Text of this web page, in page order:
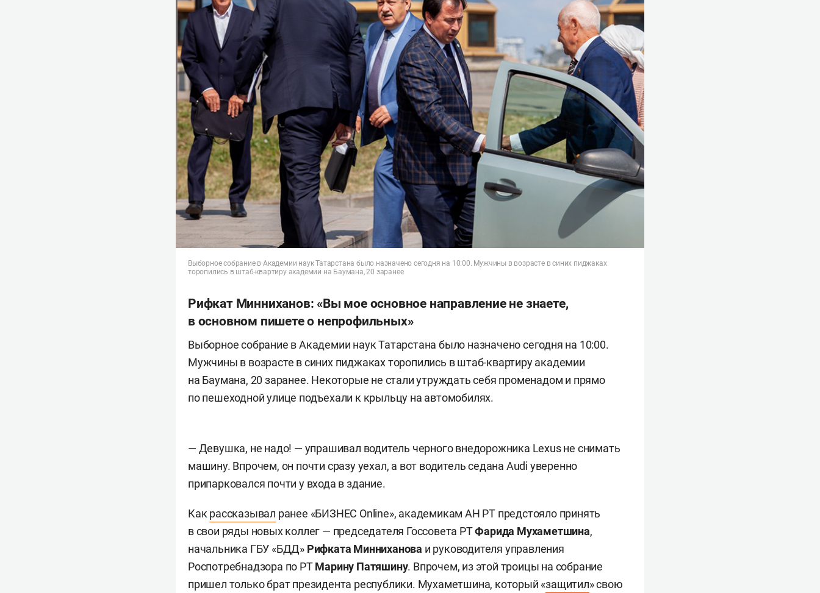
Выборное собрание в Академии наук Татарстана было назначено сегодня на 10:00. Мужчины в возрасте в синих пиджаках
торопились в штаб-квартиру академии на Баумана, 20 заранее
Рифкат Минниханов: «Вы мое основное направление не знаете,
в основном пишете о непрофильных»
Выборное собрание в Академии наук Татарстана было назначено сегодня на 10:00.
Мужчины в возрасте в синих пиджаках торопились в штаб-квартиру академии
на Баумана, 20 заранее. Некоторые не стали утруждать себя променадом и прямо
по пешеходной улице подъехали к крыльцу на автомобилях.
— Девушка, не надо! — упрашивал водитель черного внедорожника Lexus не снимать
машину. Впрочем, он почти сразу уехал, а вот водитель седана Audi уверенно
припарковался почти у входа в здание.
Как рассказывал ранее «БИЗНЕС Online», академикам АН РТ предстояло принять
в свои ряды новых коллег — председателя Госсовета РТФарида Мухаметшина,
начальника ГБУ «БДД» Рифката Минниханова и руководителя управления
Роспотребнадзора по РТМарину Патяшину. Впрочем, из этой троицы на собрание
пришел только брат президента республики. Мухаметшина, который «защитил» свою